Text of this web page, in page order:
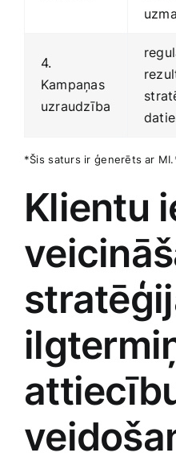
4.
Kampaņas
uzraudzība
*Šis⁤ saturs ir ⁣ģenerēts ar
Klientu⁤